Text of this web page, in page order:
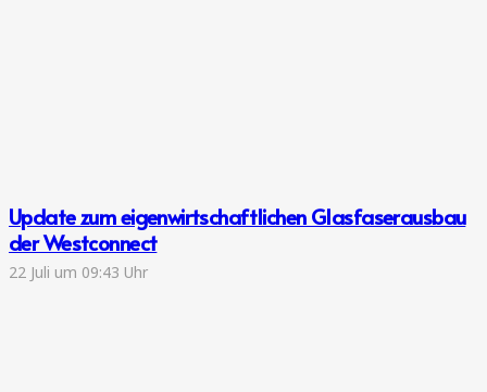
Update zum eigenwirtschaftlichen Glasfaserausbau
der Westconnect
22 Juli um 09:43 Uhr